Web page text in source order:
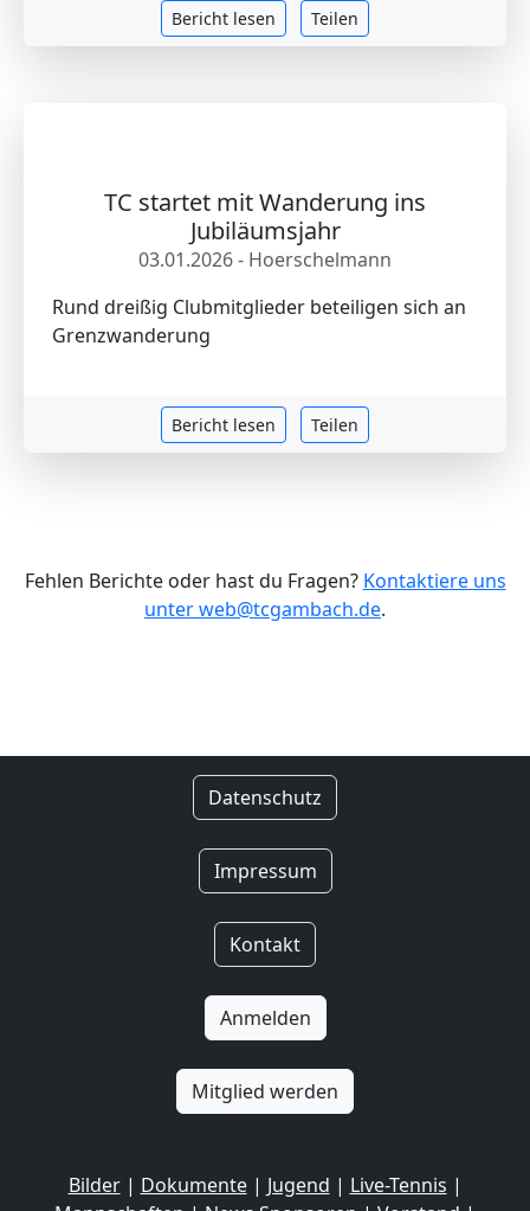
Bericht lesen Teilen
TC startet mit Wanderung ins
Jubiläumsjahr
03.01.2026 - Hoerschelmann
Rund dreißig Clubmitglieder beteiligen sich an
Grenzwanderung
Bericht lesen Teilen
Fehlen Berichte oder hast du Fragen? Kontaktiere uns
unter web@tcgambach.de.
Datenschutz
Impressum
Kontakt
Anmelden
Mitglied werden
Bilder| Dokumente| Jugend | Live-Tennis |